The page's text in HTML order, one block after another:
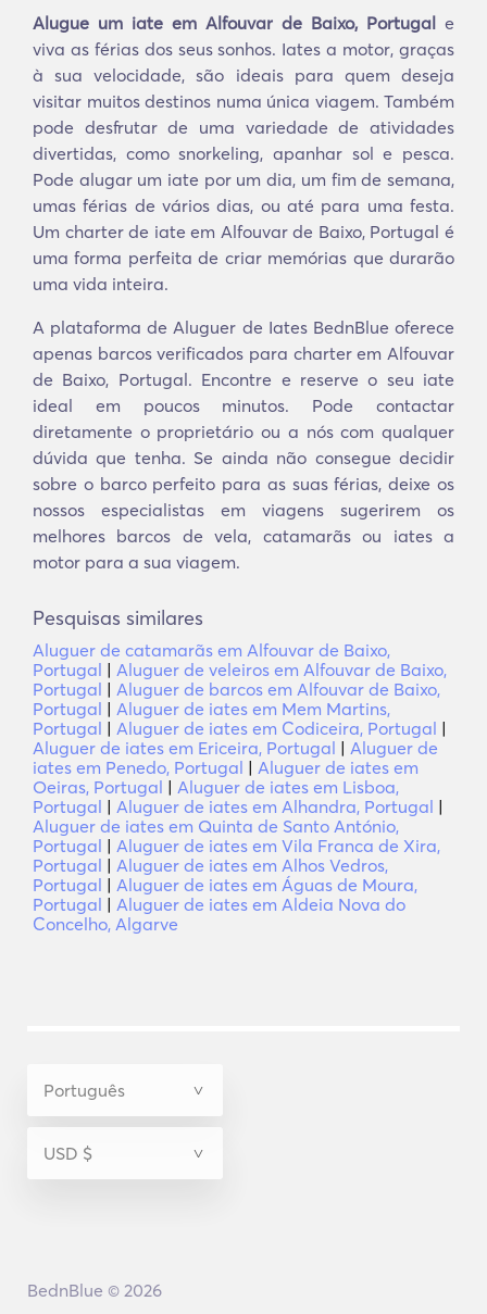
Alugue um iate em Alfouvar de Baixo, Portugal e
viva as férias dos seus sonhos. Iates a motor, graças
à sua velocidade, são ideais para quem deseja
visitar muitos destinos numa única viagem. Também
pode desfrutar de uma variedade de atividades
divertidas, como snorkeling, apanhar sol e pesca.
Pode alugar um iate por um dia, um fim de semana,
umas férias de vários dias, ou até para uma festa.
Um charter de iate em Alfouvar de Baixo, Portugal é
uma forma perfeita de criar memórias que durarão
uma vida inteira.
A plataforma de Aluguer de Iates BednBlue oferece
apenas barcos verificados para charter em Alfouvar
de Baixo, Portugal. Encontre e reserve o seu iate
ideal em poucos minutos. Pode contactar
diretamente o proprietário ou a nós com qualquer
dúvida que tenha. Se ainda não consegue decidir
sobre o barco perfeito para as suas férias, deixe os
nossos especialistas em viagens sugerirem os
melhores barcos de vela, catamarãs ou iates a
motor para a sua viagem.
Pesquisas similares
Aluguer de catamarãs em Alfouvar de Baixo,
Portugal | Aluguer de veleiros em Alfouvar de Baixo,
Portugal | Aluguer de barcos em Alfouvar de Baixo,
Portugal | Aluguer de iates em Mem Martins,
Portugal | Aluguer de iates em Codiceira, Portugal |
Aluguer de iates em Ericeira, Portugal | Aluguer de
iates em Penedo, Portugal | Aluguer de iates em
Oeiras, Portugal | Aluguer de iates em Lisboa,
Portugal | Aluguer de iates em Alhandra, Portugal |
Aluguer de iates em Quinta de Santo António,
Portugal | Aluguer de iates em Vila Franca de Xira,
Portugal | Aluguer de iates em Alhos Vedros,
Portugal | Aluguer de iates em Águas de Moura,
Portugal | Aluguer de iates em Aldeia Nova do
Concelho, Algarve
BednBlue © 2026